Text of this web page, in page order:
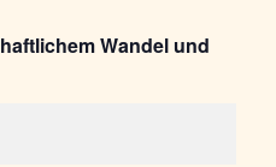
Wandel und